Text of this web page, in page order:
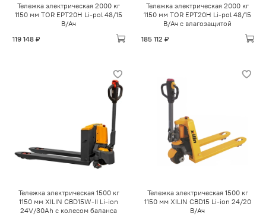
Тележка электрическая 2000 кг
1150 мм TOR EPT20H Li-pol 48/15
В/Ач
119 148 ₽
Тележка электрическая 2000 кг
1150 мм TOR EPT20H Li-pol 48/15
В/Ач с влагозащитой
185 112 ₽
Тележка электрическая 1500 кг
1150 мм XILIN CBD15W-II Li-ion
24V/30Ah с колесом баланса
Тележка электрическая 1500 кг
1150 мм XILIN CBD15 Li-ion 24/20
В/Ач